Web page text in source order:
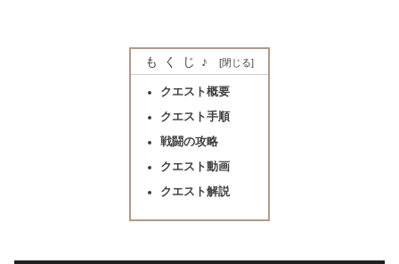
もくじ♪
クエスト概要
クエスト手順
戦闘の攻略
クエスト動画
クエスト解説